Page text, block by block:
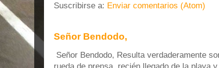
Suscribirse a: Enviar comentarios (Atom)
Señor Bendodo,
Señor Bendodo, Resulta verdaderamente
rueda de prensa, recién llegado de la playa